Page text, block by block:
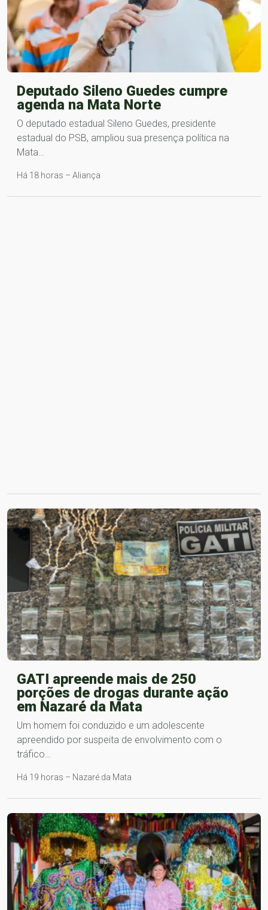
Deputado Sileno Guedes cumpre
agenda na Mata Norte
O deputado estadual Sileno Guedes, presidente
estadual do PSB, ampliou sua presença política na
Mata…
Há 18 horas – Aliança
GATI apreende mais de 250
porções de drogas durante ação
em Nazaré da Mata
Um homem foi conduzido e um adolescente
apreendido por suspeita de envolvimento com o
tráfico…
Há 19 horas – Nazaré da Mata